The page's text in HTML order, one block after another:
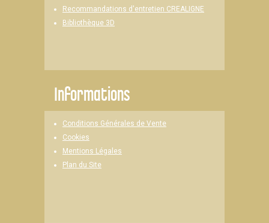
Recommandations d'entretien CREALIGNE
Bibliothèque 3D
Informations
Conditions Générales de Vente
Cookies
Mentions Légales
Plan du Site